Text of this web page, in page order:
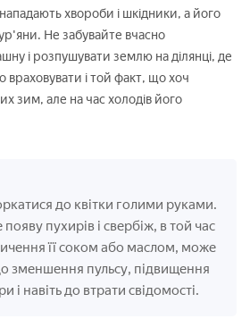
хвороби і шкідники, а його
Не забувайте вчасно
і розпушувати землю на ділянці, де
враховувати і той факт, що хоч
зим, але на час холодів його
до квітки голими руками.
пухирів і свербіж, в той час
її соком або маслом, може
зменшення пульсу, підвищення
і навіть до втрати свідомості.